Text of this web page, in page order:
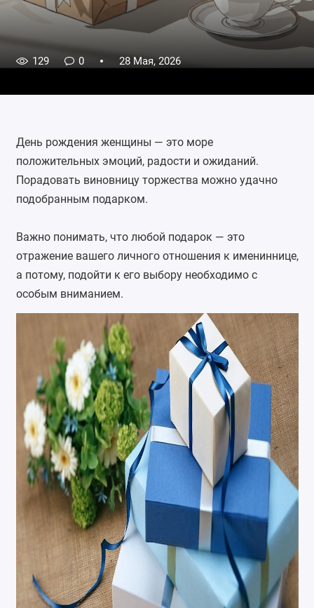
129 0 28 Мая, 2026
День рождения женщины — это море
положительных эмоций, радости и ожиданий.
Порадовать виновницу торжества можно удачно
подобранным подарком.
Важно понимать, что любой подарок — это
отражение вашего личного отношения к имениннице,
а потому, подойти к его выбору необходимо с
особым вниманием.